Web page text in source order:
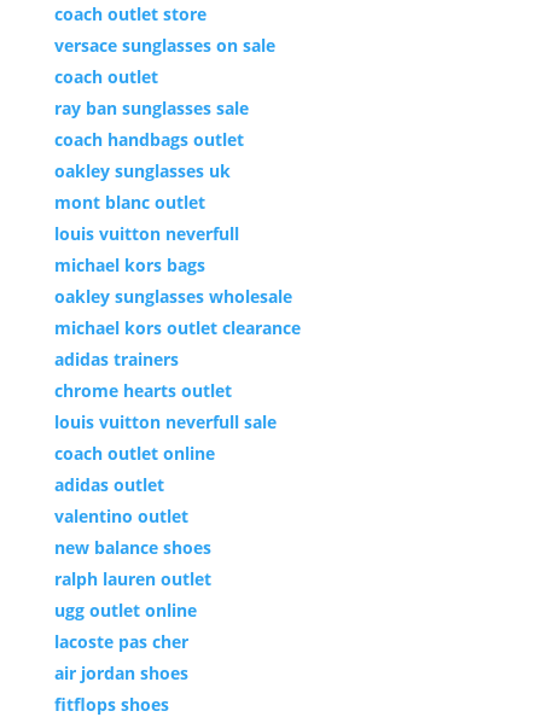
coach outlet store
versace sunglasses on sale
coach outlet
ray ban sunglasses sale
coach handbags outlet
oakley sunglasses uk
mont blanc outlet
louis vuitton neverfull
michael kors bags
oakley sunglasses wholesale
michael kors outlet clearance
adidas trainers
chrome hearts outlet
louis vuitton neverfull sale
coach outlet online
adidas outlet
valentino outlet
new balance shoes
ralph lauren outlet
ugg outlet online
lacoste pas cher
air jordan shoes
fitflops shoes